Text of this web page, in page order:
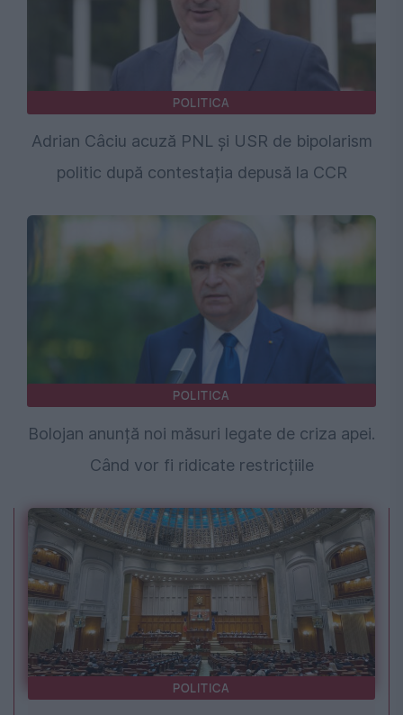
POLITICA
Adrian Câciu acuză PNL și USR de bipolarism
politic după contestația depusă la CCR
POLITICA
Bolojan anunță noi măsuri legate de criza apei.
Când vor fi ridicate restricțiile
POLITICA